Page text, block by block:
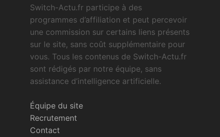
Switch-Actu.fr participe à des
programmes d’affiliation et peut percevoir
une commission sur certains liens présents
sur le site, sans coût supplémentaire pour
vous. Tous les contenus de Switch-Actu.fr
sont rédigés par notre équipe, sans
assistance d’intelligence artificielle.
Équipe du site
Recrutement
Contact